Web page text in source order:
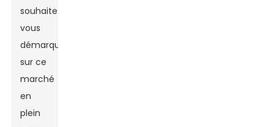
souhaitez
vous
démarquer
sur ce
marché
en
plein